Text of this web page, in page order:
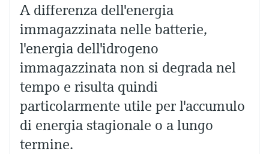
A differenza dell'energia
immagazzinata nelle batterie,
l'energia dell'idrogeno
immagazzinata non si degrada nel
tempo e risulta quindi
particolarmente utile per l'accumulo
di energia stagionale o a lungo
termine.